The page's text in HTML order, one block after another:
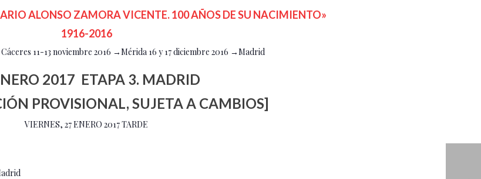
ALONSO ZAMORA VICENTE. 100 AÑOS DE SU NACIMIENTO»
1916-2016
11-13 noviembre 2016 →Mérida 16 y 17 diciembre 2016 →Madrid
2017 ETAPA 3. MADRID
PROVISIONAL, SUJETA A CAMBIOS]
VIERNES, 27 ENERO 2017 TARDE